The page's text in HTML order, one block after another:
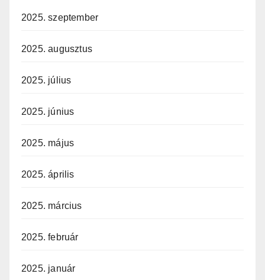
2025. szeptember
2025. augusztus
2025. július
2025. június
2025. május
2025. április
2025. március
2025. február
2025. január